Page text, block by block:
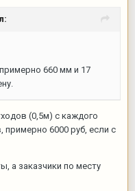
660 мм и 17
(0,5м) с каждого
6000 руб, если с
а заказчики по месту